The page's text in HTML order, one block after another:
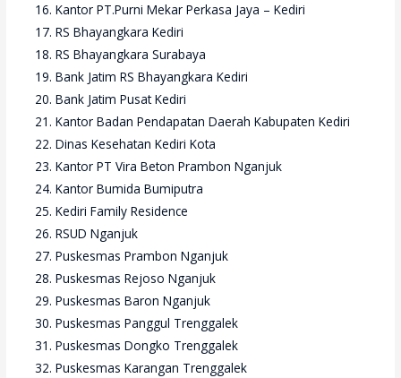
Kantor PT.Purni Mekar Perkasa Jaya – Kediri
RS Bhayangkara Kediri
RS Bhayangkara Surabaya
Bank Jatim RS Bhayangkara Kediri
Bank Jatim Pusat Kediri
Kantor Badan Pendapatan Daerah Kabupaten Kediri
Dinas Kesehatan Kediri Kota
Kantor PT Vira Beton Prambon Nganjuk
Kantor Bumida Bumiputra
Kediri Family Residence
RSUD Nganjuk
Puskesmas Prambon Nganjuk
Puskesmas Rejoso Nganjuk
Puskesmas Baron Nganjuk
Puskesmas Panggul Trenggalek
Puskesmas Dongko Trenggalek
Puskesmas Karangan Trenggalek